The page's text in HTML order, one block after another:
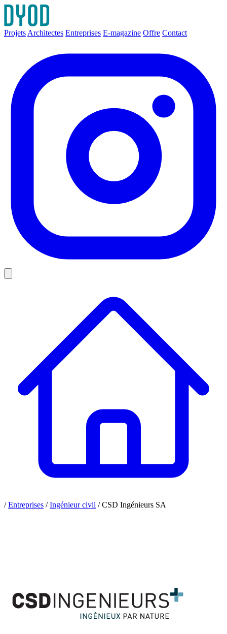
Projets Architectes Entreprises E-magazine Offre Contact
/ Entreprises / Ingénieur civil /CSD Ingénieurs SA